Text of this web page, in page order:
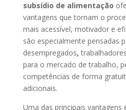
subsídio de alimentação
vantagens que tornam o
mais acessível, motivador e
são especialmente pensadas
desempregados,
para o mercado de trabalho,
competências de forma
adicionais.
Uma das principais vantagens